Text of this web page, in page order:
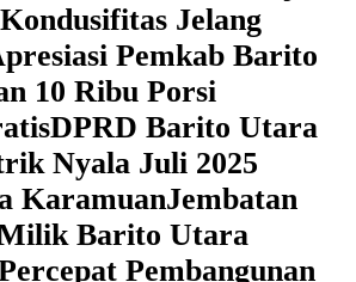
Jelang
Pemkab Barito
10 Ribu Porsi
DPRD Barito Utara
Nyala Juli 2025
KaramuanJembatan
Barito Utara
Pembangunan